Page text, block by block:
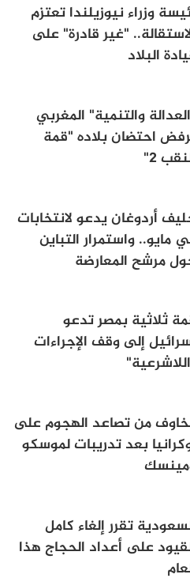
وزراء نيوزيلندا تعتزم
"غير قادرة" على
البلاد
والتنمية" المغربي
احتضان بلاده "قمة
2"
أردوغان يدعو لانتخابات
مايو.. واستمرار التباين
مرشح المعارضة
ثلاثية بمصر تدعو
إلى وقف الإجراءات
من تصاعد الهجوم على
بعد تدريبات لموسكو
تقرر إلغاء كامل
على أعداد الحجاج هذا